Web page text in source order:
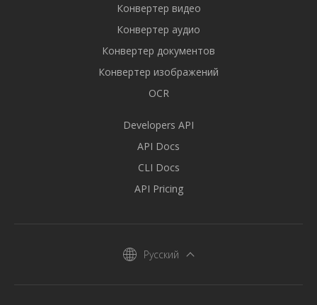
Конвертер видео
Конвертер аудио
Конвертер документов
Конвертер изображений
OCR
Developers API
API Docs
CLI Docs
API Pricing
Русский